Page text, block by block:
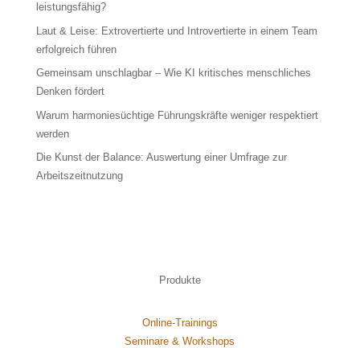
leistungsfähig?
Laut & Leise: Extrovertierte und Introvertierte in einem Team
erfolgreich führen
Gemeinsam unschlagbar – Wie KI kritisches menschliches
Denken fördert
Warum harmoniesüchtige Führungskräfte weniger respektiert
werden
Die Kunst der Balance: Auswertung einer Umfrage zur
Arbeitszeitnutzung
Produkte
Online-Trainings
Seminare & Workshops